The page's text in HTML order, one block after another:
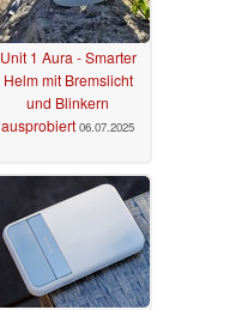
Unit 1 Aura - Smarter
Helm mit Bremslicht
und Blinkern
ausprobiert 06.07.2025